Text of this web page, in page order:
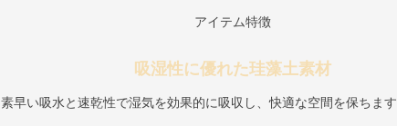
アイテム特徴
吸湿性に優れた珪藻土素材
素早い吸水と速乾性で湿気を効果的に吸収し、快適な空間を保ちます